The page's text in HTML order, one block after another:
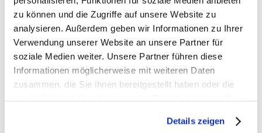
zu können und die Zugriffe auf unsere Website zu
analysieren. Außerdem geben wir Informationen zu Ihrer
Verwendung unserer Website an unsere Partner für
soziale Medien weiter. Unsere Partner führen diese
Informationen möglicherweise mit weiteren Daten
zusammen, die Sie ihnen bereitgestellt haben oder die
Sie unsere Webseite weiterhin nutzen.
Details zeigen
01.11.2025, 13:04
Ruhe bitte am Spieltag!-
McManus,01.11.2025, 22:59
-Chronist,02.11.2025,
12:18
Ruhe bitte am Spieltag!-Deep
,01.11.2025, 17:07
Ruhe bitte am Spieltag!-